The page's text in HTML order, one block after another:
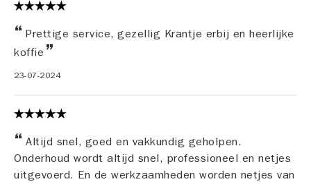
Prettige service, gezellig Krantje erbij en heerlijke
koffie
23-07-2024
Altijd snel, goed en vakkundig geholpen.
Onderhoud wordt altijd snel, professioneel en netjes
uitgevoerd. En de werkzaamheden worden netjes van